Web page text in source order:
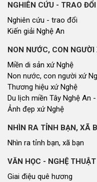
NGHIÊN CỨU - TRAO ĐỔI
Nghiên cứu - trao đổi
Kiến giải Nghệ An
NON NƯỚC, CON NGƯỜI
Miền di sản xứ Nghệ
Non nước, con người xứ
Thương hiệu xứ Nghệ
Du lịch miền Tây Nghệ An
Ảnh đẹp xứ Nghệ
NHÌN RA TỈNH BẠN, XÃ
Nhìn ra tỉnh bạn, xã bạn
VĂN HỌC - NGHỆ THUẬT
Giai điệu quê hương